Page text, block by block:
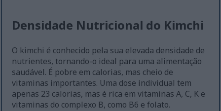
Densidade Nutricional do Kimchi
O kimchi é conhecido pela sua elevada densidade de
nutrientes, tornando-o ideal para uma alimentação
saudável. É pobre em calorias, mas cheio de
vitaminas importantes. Uma dose individual tem
apenas 23 calorias, mas é rica em vitaminas A, C, K e
vitaminas do complexo B, como B6 e folato.